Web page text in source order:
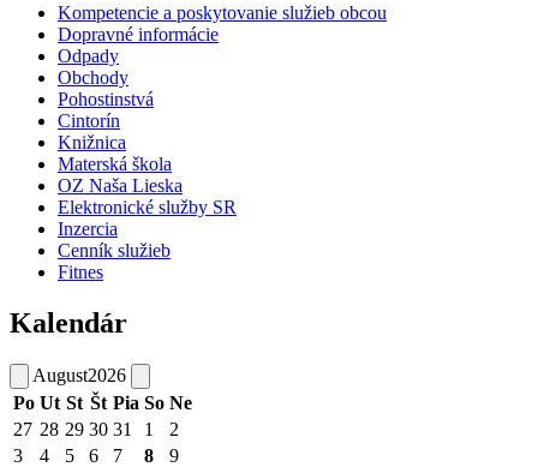
Kompetencie a poskytovanie služieb obcou
Dopravné informácie
Odpady
Obchody
Pohostinstvá
Cintorín
Knižnica
Materská škola
OZ Naša Lieska
Elektronické služby SR
Inzercia
Cenník služieb
Fitnes
Kalendár
August2026
Po Ut St Št Pia So Ne
27 28 29 30 31 1
2
3
4 5 6 7 8
9